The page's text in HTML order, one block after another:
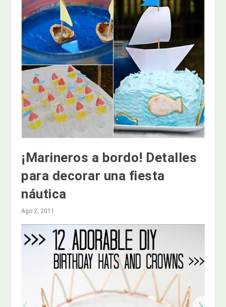
¡Marineros a bordo! Detalles
para decorar una fiesta
náutica
Ago 2, 2011